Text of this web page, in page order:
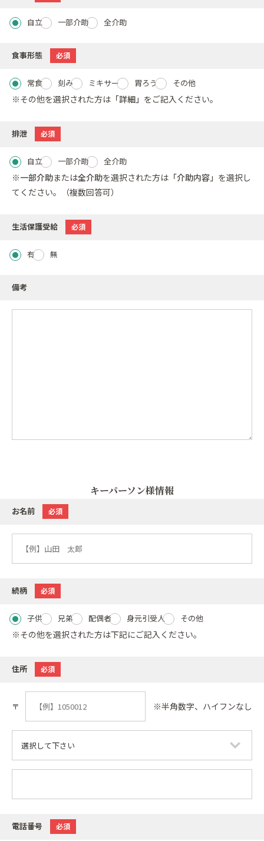
自立 一部介助 全介助
食事形態 必須
常食 刻み ミキサー 胃ろう その他
※その他を選択された方は 「詳細」 をご記入ください。
排泄 必須
自立 一部介助 全介助
※一部介助または全介助を選択された方は 「介助内容」 を選択し
てください。（複数回答可）
生活保護受給 必須
有 無
備考
キーパーソン様情報
お名前 必須
続柄 必須
子供 兄弟 配偶者 身元引受人 その他
※その他を選択された方は下記にご記入ください。
住所 必須
〒 ※半角数字、ハイフンなし
電話番号 必須